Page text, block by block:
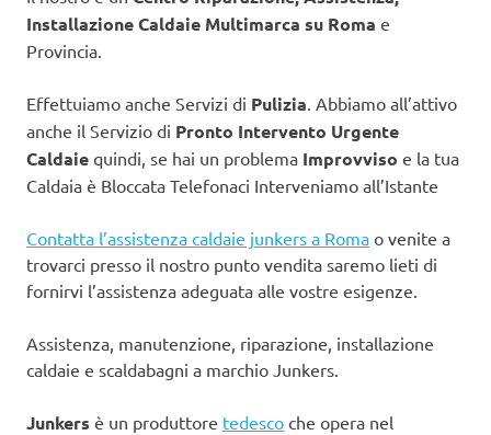
Installazione Caldaie Multimarca su Roma e
Provincia.
Effettuiamo anche Servizi di Pulizia . Abbiamo all’attivo
anche il Servizio di Pronto Intervento Urgente
Caldaie quindi, se hai un problema Improvviso e la tua
Caldaia è Bloccata Telefonaci Interveniamo all’Istante
Contatta l’assistenza caldaie junkers a Roma o venite a
trovarci presso il nostro punto vendita saremo lieti di
fornirvi l’assistenza adeguata alle vostre esigenze.
Assistenza, manutenzione, riparazione, installazione
caldaie e scaldabagni a marchio Junkers.
Junkers è un produttore tedesco che opera nel